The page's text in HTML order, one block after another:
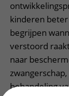
kinderen
begrijpen
verstoord
naar
behandeling